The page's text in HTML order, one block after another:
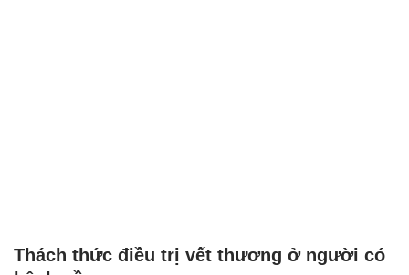
Thách thức điều trị vết thương ở người có